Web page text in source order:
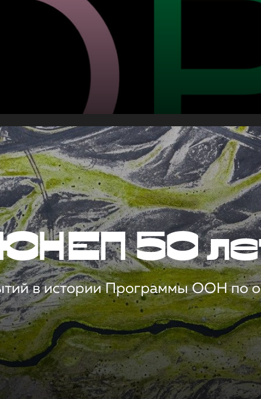
50
в истории Программы ООН по